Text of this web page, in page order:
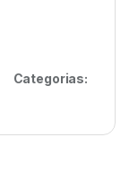
Categorias: